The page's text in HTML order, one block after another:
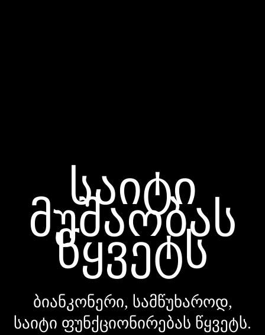
საიტი
მუშაობას
წყვეტს
ბიანკონერი, სამწუხაროდ,
საიტი ფუნქციონირებას წყვეტს.